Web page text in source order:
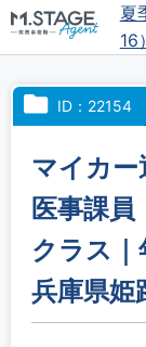
夏
16）
ID：22154
マイカ
医事課
クラス
兵庫県姫